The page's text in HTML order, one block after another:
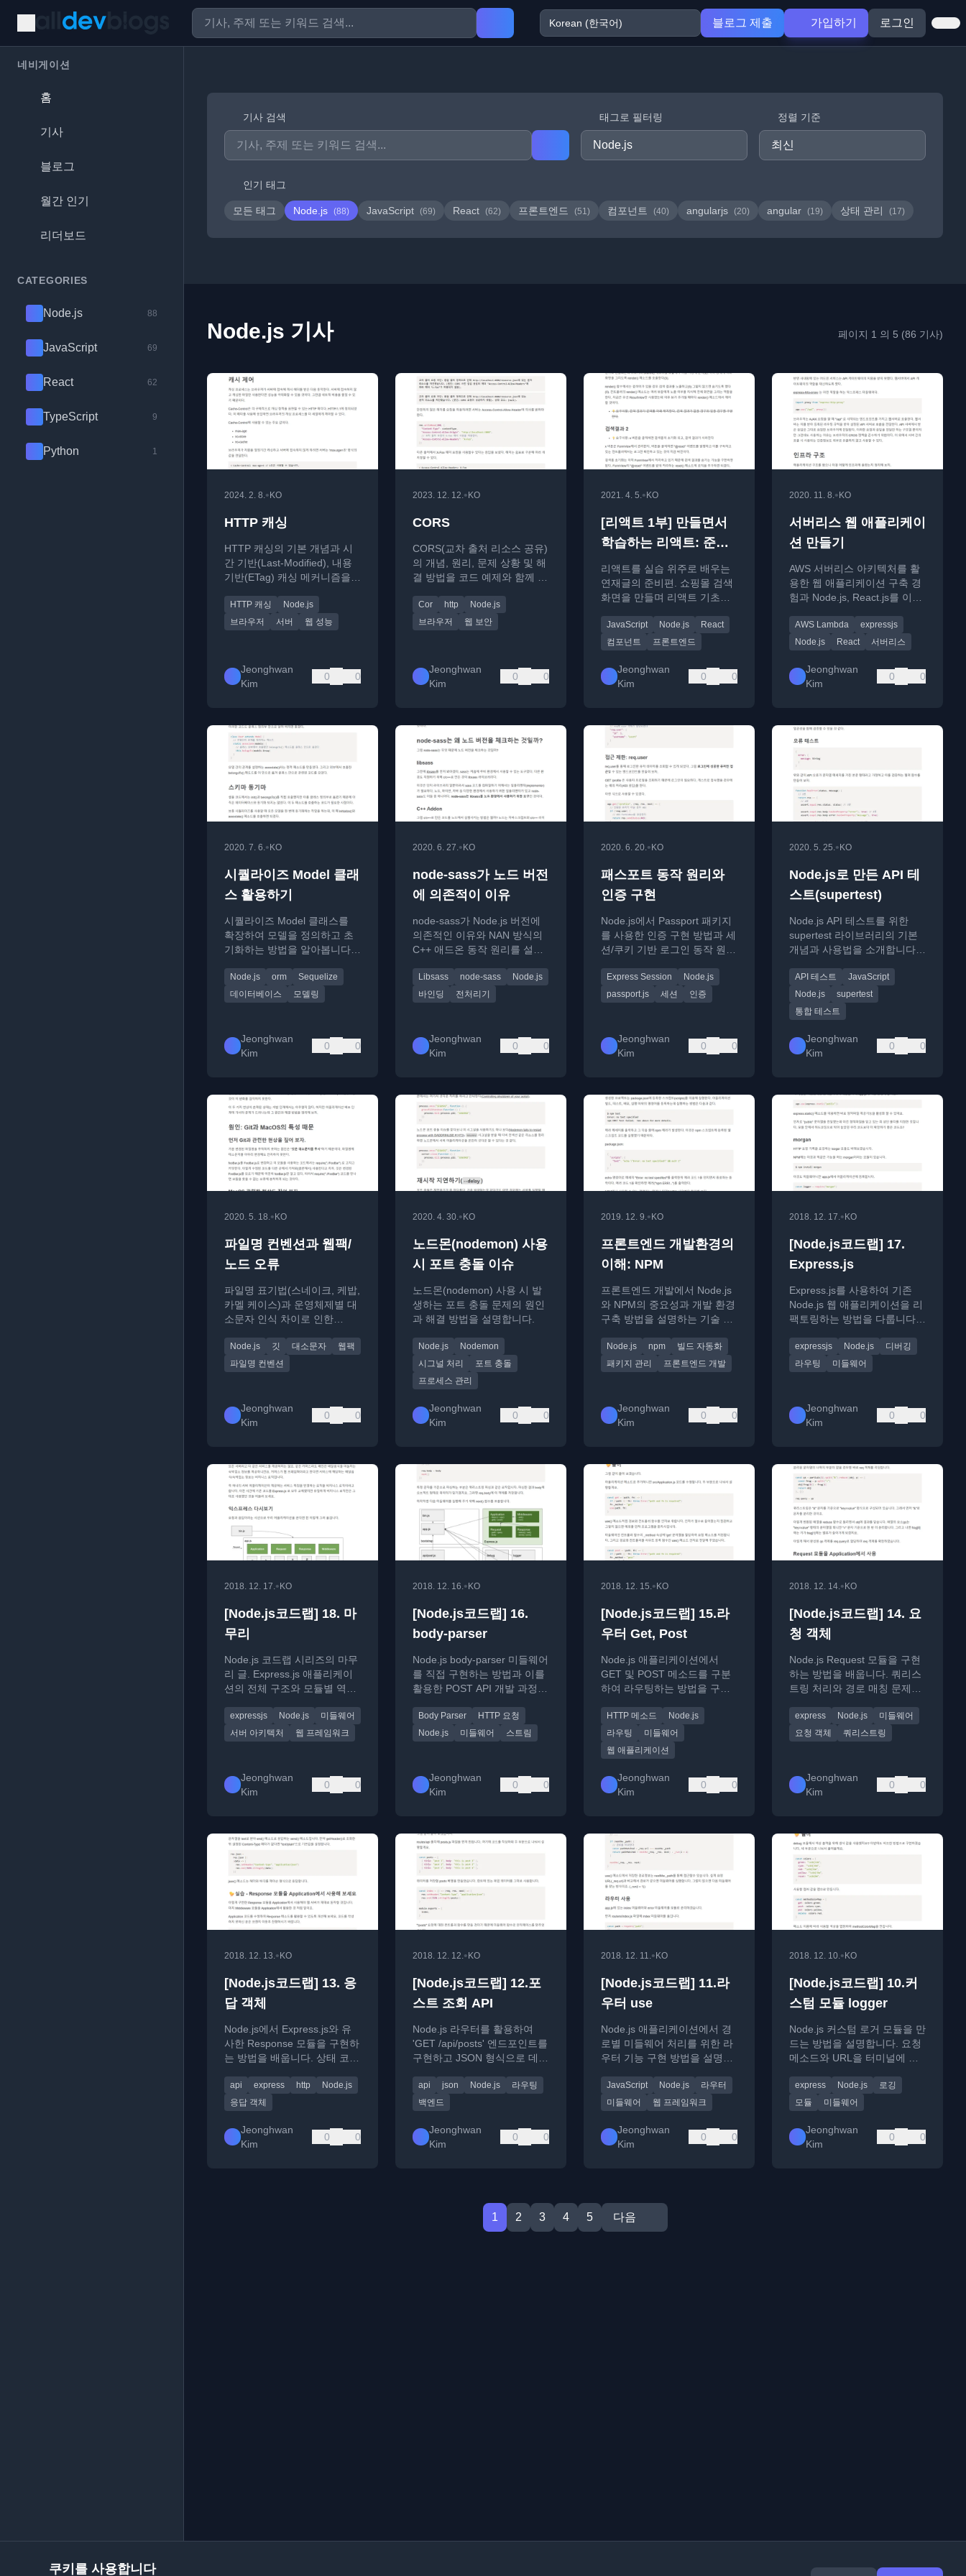
블로그 제출 가입하기 로그인
네비게이션
홈
기사
블로그
월간 인기
리더보드
CATEGORIES
Node.js 88
JavaScript 69
React 62
TypeScript 9
Python 1
기사 검색 태그로 필터링 정렬 기준
인기 태그
모든 태그 Node.js (88) JavaScript (69) React (62) 프론트엔드 (51) 컴포넌트 (40) angularjs (20) angular (19) 상태 관리 (17)
Node.js 기사 페이지 1 의 5 (86 기사)
2024. 2. 8.• KO
HTTP 캐싱
HTTP 캐싱의 기본 개념과 시
간 기반(Last-Modified), 내용
기반(ETag) 캐싱 메커니즘을
HTTP 캐싱
Node.js
브라우저
서버 웹 성능
Jeonghwan
Kim
0 0
2023. 12. 12.• KO
CORS
CORS(교차 출처 리소스 공유)
의 개념, 원리, 문제 상황 및 해
결 방법을 코드 예제와 함께 설
Cor http
Node.js
브라우저
웹 보안
Jeonghwan
Kim
0 0
2021. 4. 5.• KO
[리액트 1부] 만들면서
학습하는 리액트: 준비
편
리액트를 실습 위주로 배우는
연재글의 준비편. 쇼핑몰 검색
화면을 만들며 리액트 기초를
다.
JavaScript Node.js
React
컴포넌트
프론트엔드
Jeonghwan
Kim
0 0
2020. 11. 8.• KO
서버리스 웹 애플리케이
션 만들기
AWS 서버리스 아키텍처를 활
용한 웹 애플리케이션 구축 경
험과 Node.js, React.js를 이용
니다.
AWS Lambda
expressjs
Node.js
React 서버리스
Jeonghwan
Kim
0 0
2020. 7. 6.• KO
시퀄라이즈 Model 클래
스 활용하기
시퀄라이즈 Model 클래스를
확장하여 모델을 정의하고 초
기화하는 방법을 알아봅니다.
계를 관리하는 패턴을 소개합
니다.
Node.js orm
Sequelize
데이터베이스
모델링
Jeonghwan
Kim
0 0
2020. 6. 27.• KO
node-sass가 노드 버전
에 의존적이 이유
node-sass가 Node.js 버전에
의존적인 이유와 NAN 방식의
C++ 애드온 동작 원리를 설명
법을 제시합니다.
Libsass node-sass
Node.js
바인딩
전처리기
Jeonghwan
Kim
0 0
2020. 6. 20.• KO
패스포트 동작 원리와
인증 구현
Node.js에서 Passport 패키지
를 사용한 인증 구현 방법과 세
션/쿠키 기반 로그인 동작 원리
다.
Express Session
Node.js
passport.js
세션 인증
Jeonghwan
Kim
0 0
2020. 5. 25.• KO
Node.js로 만든 API 테
스트(supertest)
Node.js API 테스트를 위한
supertest 라이브러리의 기본
개념과 사용법을 소개합니다.
테스트 방법을 다룹니다.
API 테스트
JavaScript
Node.js
supertest
통합 테스트
Jeonghwan
Kim
0 0
2020. 5. 18.• KO
파일명 컨벤션과 웹팩/
노드 오류
파일명 표기법(스네이크, 케밥,
카멜 케이스)과 운영체제별 대
소문자 인식 차이로 인한
과 해결 방법을 설명합니다.
Node.js 깃 대소문자
웹팩
파일명 컨벤션
Jeonghwan
Kim
0 0
2020. 4. 30.• KO
노드몬(nodemon) 사용
시 포트 충돌 이슈
노드몬(nodemon) 사용 시 발
생하는 포트 충돌 문제의 원인
과 해결 방법을 설명합니다.
Node.js
Nodemon
시그널 처리
포트 충돌
프로세스 관리
Jeonghwan
Kim
0 0
2019. 12. 9.• KO
프론트엔드 개발환경의
이해: NPM
프론트엔드 개발에서 Node.js
와 NPM의 중요성과 개발 환경
구축 방법을 설명하는 기술 가
Node.js npm
빌드 자동화
패키지 관리
프론트엔드 개발
Jeonghwan
Kim
0 0
2018. 12. 17.• KO
[Node.js코드랩] 17.
Express.js
Express.js를 사용하여 기존
Node.js 웹 애플리케이션을 리
팩토링하는 방법을 다룹니다.
라우트를 교체합니다.
expressjs Node.js
디버깅
라우팅
미들웨어
Jeonghwan
Kim
0 0
2018. 12. 17.• KO
[Node.js코드랩] 18. 마
무리
Node.js 코드랩 시리즈의 마무
리 글. Express.js 애플리케이
션의 전체 구조와 모듈별 역할,
후 학습 방향을 제시합니다.
expressjs Node.js
미들웨어
서버 아키텍처
웹 프레임워크
Jeonghwan
Kim
0 0
2018. 12. 16.• KO
[Node.js코드랩] 16.
body-parser
Node.js body-parser 미들웨어
를 직접 구현하는 방법과 이를
활용한 POST API 개발 과정을
Body Parser
HTTP 요청
Node.js
미들웨어 스트림
Jeonghwan
Kim
0 0
2018. 12. 15.• KO
[Node.js코드랩] 15.라
우터 Get, Post
Node.js 애플리케이션에서
GET 및 POST 메소드를 구분
하여 라우팅하는 방법을 구현
HTTP 메소드
Node.js
라우팅
미들웨어
웹 애플리케이션
Jeonghwan
Kim
0 0
2018. 12. 14.• KO
[Node.js코드랩] 14. 요
청 객체
Node.js Request 모듈을 구현
하는 방법을 배웁니다. 쿼리스
트링 처리와 경로 매칭 문제를
express Node.js
미들웨어
요청 객체
쿼리스트링
Jeonghwan
Kim
0 0
2018. 12. 13.• KO
[Node.js코드랩] 13. 응
답 객체
Node.js에서 Express.js와 유
사한 Response 모듈을 구현하
는 방법을 배웁니다. 상태 코
을 처리하는 모듈을 만듭니다.
api express http
Node.js
응답 객체
Jeonghwan
Kim
0 0
2018. 12. 12.• KO
[Node.js코드랩] 12.포
스트 조회 API
Node.js 라우터를 활용하여
'GET /api/posts' 엔드포인트를
구현하고 JSON 형식으로 데이
토리얼입니다.
api json Node.js
라우팅
백엔드
Jeonghwan
Kim
0 0
2018. 12. 11.• KO
[Node.js코드랩] 11.라
우터 use
Node.js 애플리케이션에서 경
로별 미들웨어 처리를 위한 라
우터 기능 구현 방법을 설명합
JavaScript Node.js
라우터
미들웨어
웹 프레임워크
Jeonghwan
Kim
0 0
2018. 12. 10.• KO
[Node.js코드랩] 10.커
스텀 모듈 logger
Node.js 커스텀 로거 모듈을 만
드는 방법을 설명합니다. 요청
메소드와 URL을 터미널에 색
구현법을 다룹니다.
express Node.js
로깅
모듈
미들웨어
Jeonghwan
Kim
0 0
1 2 3 4 5 다음
쿠키를 사용합니다